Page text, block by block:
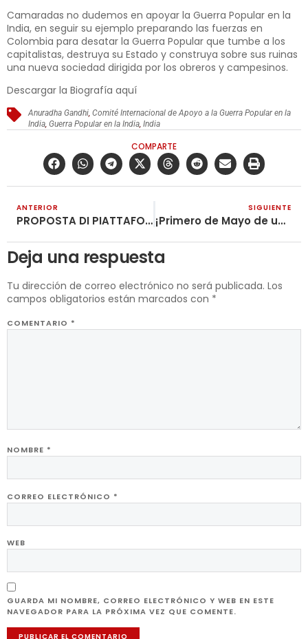
Camaradas no dudemos en apoyar la Guerra Popular en la
India, en seguir su ejemplo preparando las fuerzas en
Colombia para desatar la Guerra Popular que tumbe a los
capitalistas, destruya su Estado y construya sobre sus ruinas
una nueva sociedad dirigida por los obreros y campesinos.
Descargar la Biografía aquí
Anuradha Gandhi ,Comité Internacional de Apoyo a la Guerra Popular en la
India ,Guerra Popular en la India ,India
COMPARTE
ANTERIOR
PROPOSTA DI PIATTAFORMA UNITA
SIGUIENTE
¡Primero de Mayo de unidad y lucha del proletariado y los pueblos del mundo contra el imperialismo!
Deja una respuesta
Tu dirección de correo electrónico no será publicada. Los
campos obligatorios están marcados con *
COMENTARIO *
NOMBRE *
CORREO ELECTRÓNICO *
WEB
GUARDA MI NOMBRE, CORREO ELECTRÓNICO Y WEB EN ESTE
NAVEGADOR PARA LA PRÓXIMA VEZ QUE COMENTE.